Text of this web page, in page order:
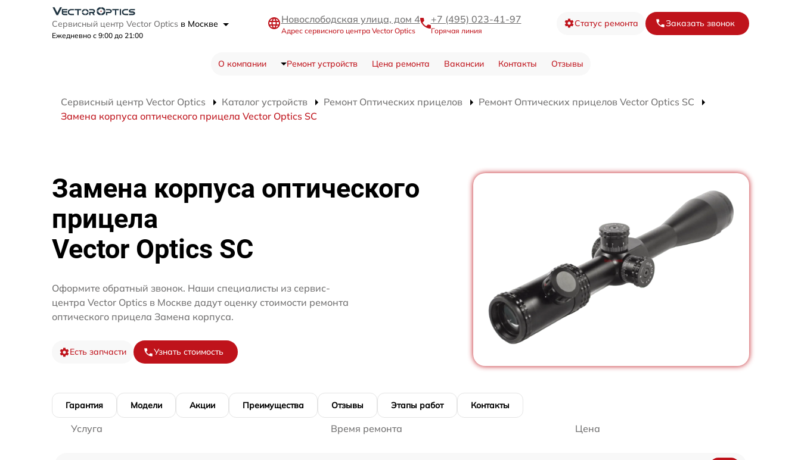
Сервисный центр Vector Optics в Москве
Ежедневно с 9:00 до 21:00
Новослободская улица, дом 4
Адрес сервисного центра Vector Optics
+7 (495) 023-41-97
Горячая линия
Статус ремонта Заказать звонок
О компании Ремонт устройств Цена ремонта Вакансии Контакты Отзывы
Сервисный центр Vector Optics Каталог устройств Ремонт Оптических прицелов
Ремонт Оптических прицелов Vector Optics SC
Замена корпуса оптического прицела Vector Optics SC
Замена корпуса оптического
прицела
Vector Optics SC
Оформите обратный звонок. Наши специалисты из сервис-
центра Vector Optics в Москве дадут оценку стоимости ремонта
оптического прицела Замена корпуса.
Есть запчасти Узнать стоимость
Гарантия Модели Акции Преимущества Отзывы Этапы работ Контакты
Услуга Время ремонта Цена